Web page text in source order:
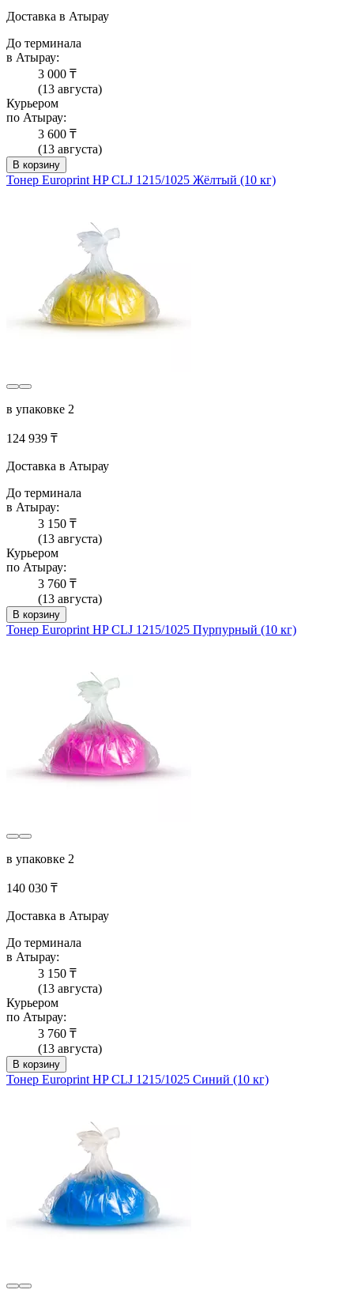
Доставка в Атырау
До терминала
в Атырау:
3 000 ₸
(13 августа)
Курьером
по Атырау:
3 600 ₸
(13 августа)
В корзину
Тонер Europrint HP CLJ 1215/1025 Жёлтый (10 кг)
в упаковке 2
124 939 ₸
Доставка в Атырау
До терминала
в Атырау:
3 150 ₸
(13 августа)
Курьером
по Атырау:
3 760 ₸
(13 августа)
В корзину
Тонер Europrint HP CLJ 1215/1025 Пурпурный (10 кг)
в упаковке 2
140 030 ₸
Доставка в Атырау
До терминала
в Атырау:
3 150 ₸
(13 августа)
Курьером
по Атырау:
3 760 ₸
(13 августа)
В корзину
Тонер Europrint HP CLJ 1215/1025 Синий (10 кг)